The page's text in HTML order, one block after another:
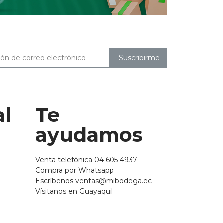
Suscribirme
Te
ayudamos
Venta telefónica 04 605 4937
Compra por Whatsapp
Escríbenos ventas@mibodega.ec
Vísitanos en Guayaquil